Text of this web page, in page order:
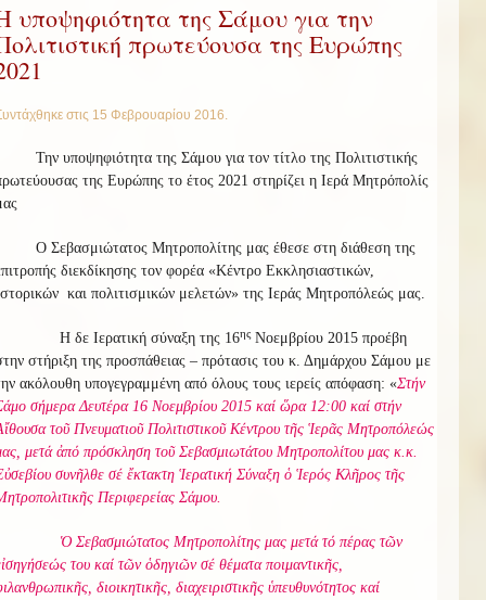
υποψηφιότητα της Σάμου για την
πρωτεύουσα της Ευρώπης
στις 15 Φεβρουαρίου 2016
Την υποψηφιότητα της Σάμου για τον τίτλο της Πολιτιστικής
της Ευρώπης το έτος 2021 στηρίζει η Ιερά Μητρόπολίς
Ο Σεβασμιώτατος Μητροπολίτης μας έθεσε στη διάθεση της
διεκδίκησης τον φορέα «Κέντρο Εκκλησιαστικών,
και πολιτισμικών μελετών» της Ιεράς Μητροπόλεώς μας.
Η δε Ιερατική σύναξη της 16ηςΝοεμβρίου 2015 προέβη
στήριξη της προσπάθειας – πρότασις του κ. Δημάρχου Σάμου με
ακόλουθη υπογεγραμμένη από όλους τους ιερείς απόφαση: «Στήν
σήμερα Δευτέρα 16 Νοεμβρίου 2015 καί ὥρα 12:00 καί στήν
τοῦ Πνευματιοῦ Πολιτιστικοῦ Κέντρου τῆς Ἱερᾶς Μητροπόλεώς
μετά ἀπό πρόσκληση τοῦ Σεβασμιωτάτου Μητροπολίτου μας κ.κ.
συνῆλθε σέ ἔκτακτη Ἱερατική Σύναξη ὁ Ἱερός Κλῆρος τῆς
Περιφερείας Σάμου.
Ὁ Σεβασμιώτατος Μητροπολίτης μας μετά τό πέρας τῶν
του καί τῶν ὁδηγιῶν σέ θέματα ποιμαντικῆς,
διοικητικῆς, διαχειριστικῆς ὑπευθυνότητος καί